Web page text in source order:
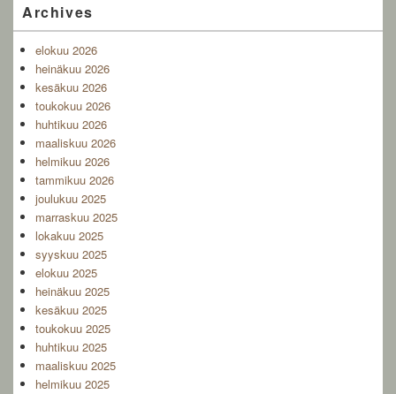
Sidebar
Area
Archives
elokuu 2026
heinäkuu 2026
kesäkuu 2026
toukokuu 2026
huhtikuu 2026
maaliskuu 2026
helmikuu 2026
tammikuu 2026
joulukuu 2025
marraskuu 2025
lokakuu 2025
syyskuu 2025
elokuu 2025
heinäkuu 2025
kesäkuu 2025
toukokuu 2025
huhtikuu 2025
maaliskuu 2025
helmikuu 2025